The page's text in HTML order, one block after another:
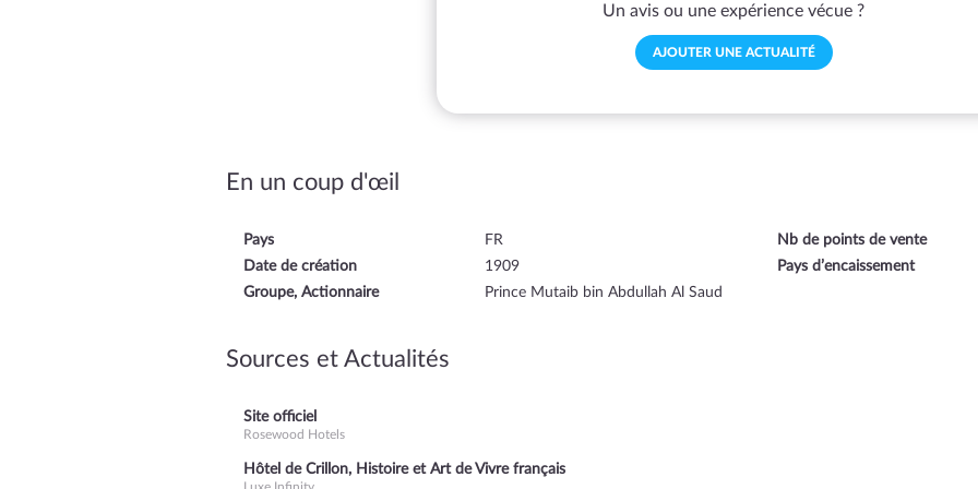
Un avis ou une expérience vécue ?
AJOUTER UNE ACTUALITÉ
En un coup d'œil
Pays
FR
Date de création
1909
Groupe, Actionnaire
Prince Mutaib bin Abdullah Al Saud
Nb de points de vente
Pays d’encaissement
Sources et Actualités
Site officiel
Rosewood Hotels
Hôtel de Crillon, Histoire et Art de Vivre français
Luxe Infinity